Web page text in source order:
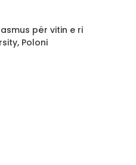
për vitin e ri
Poloni